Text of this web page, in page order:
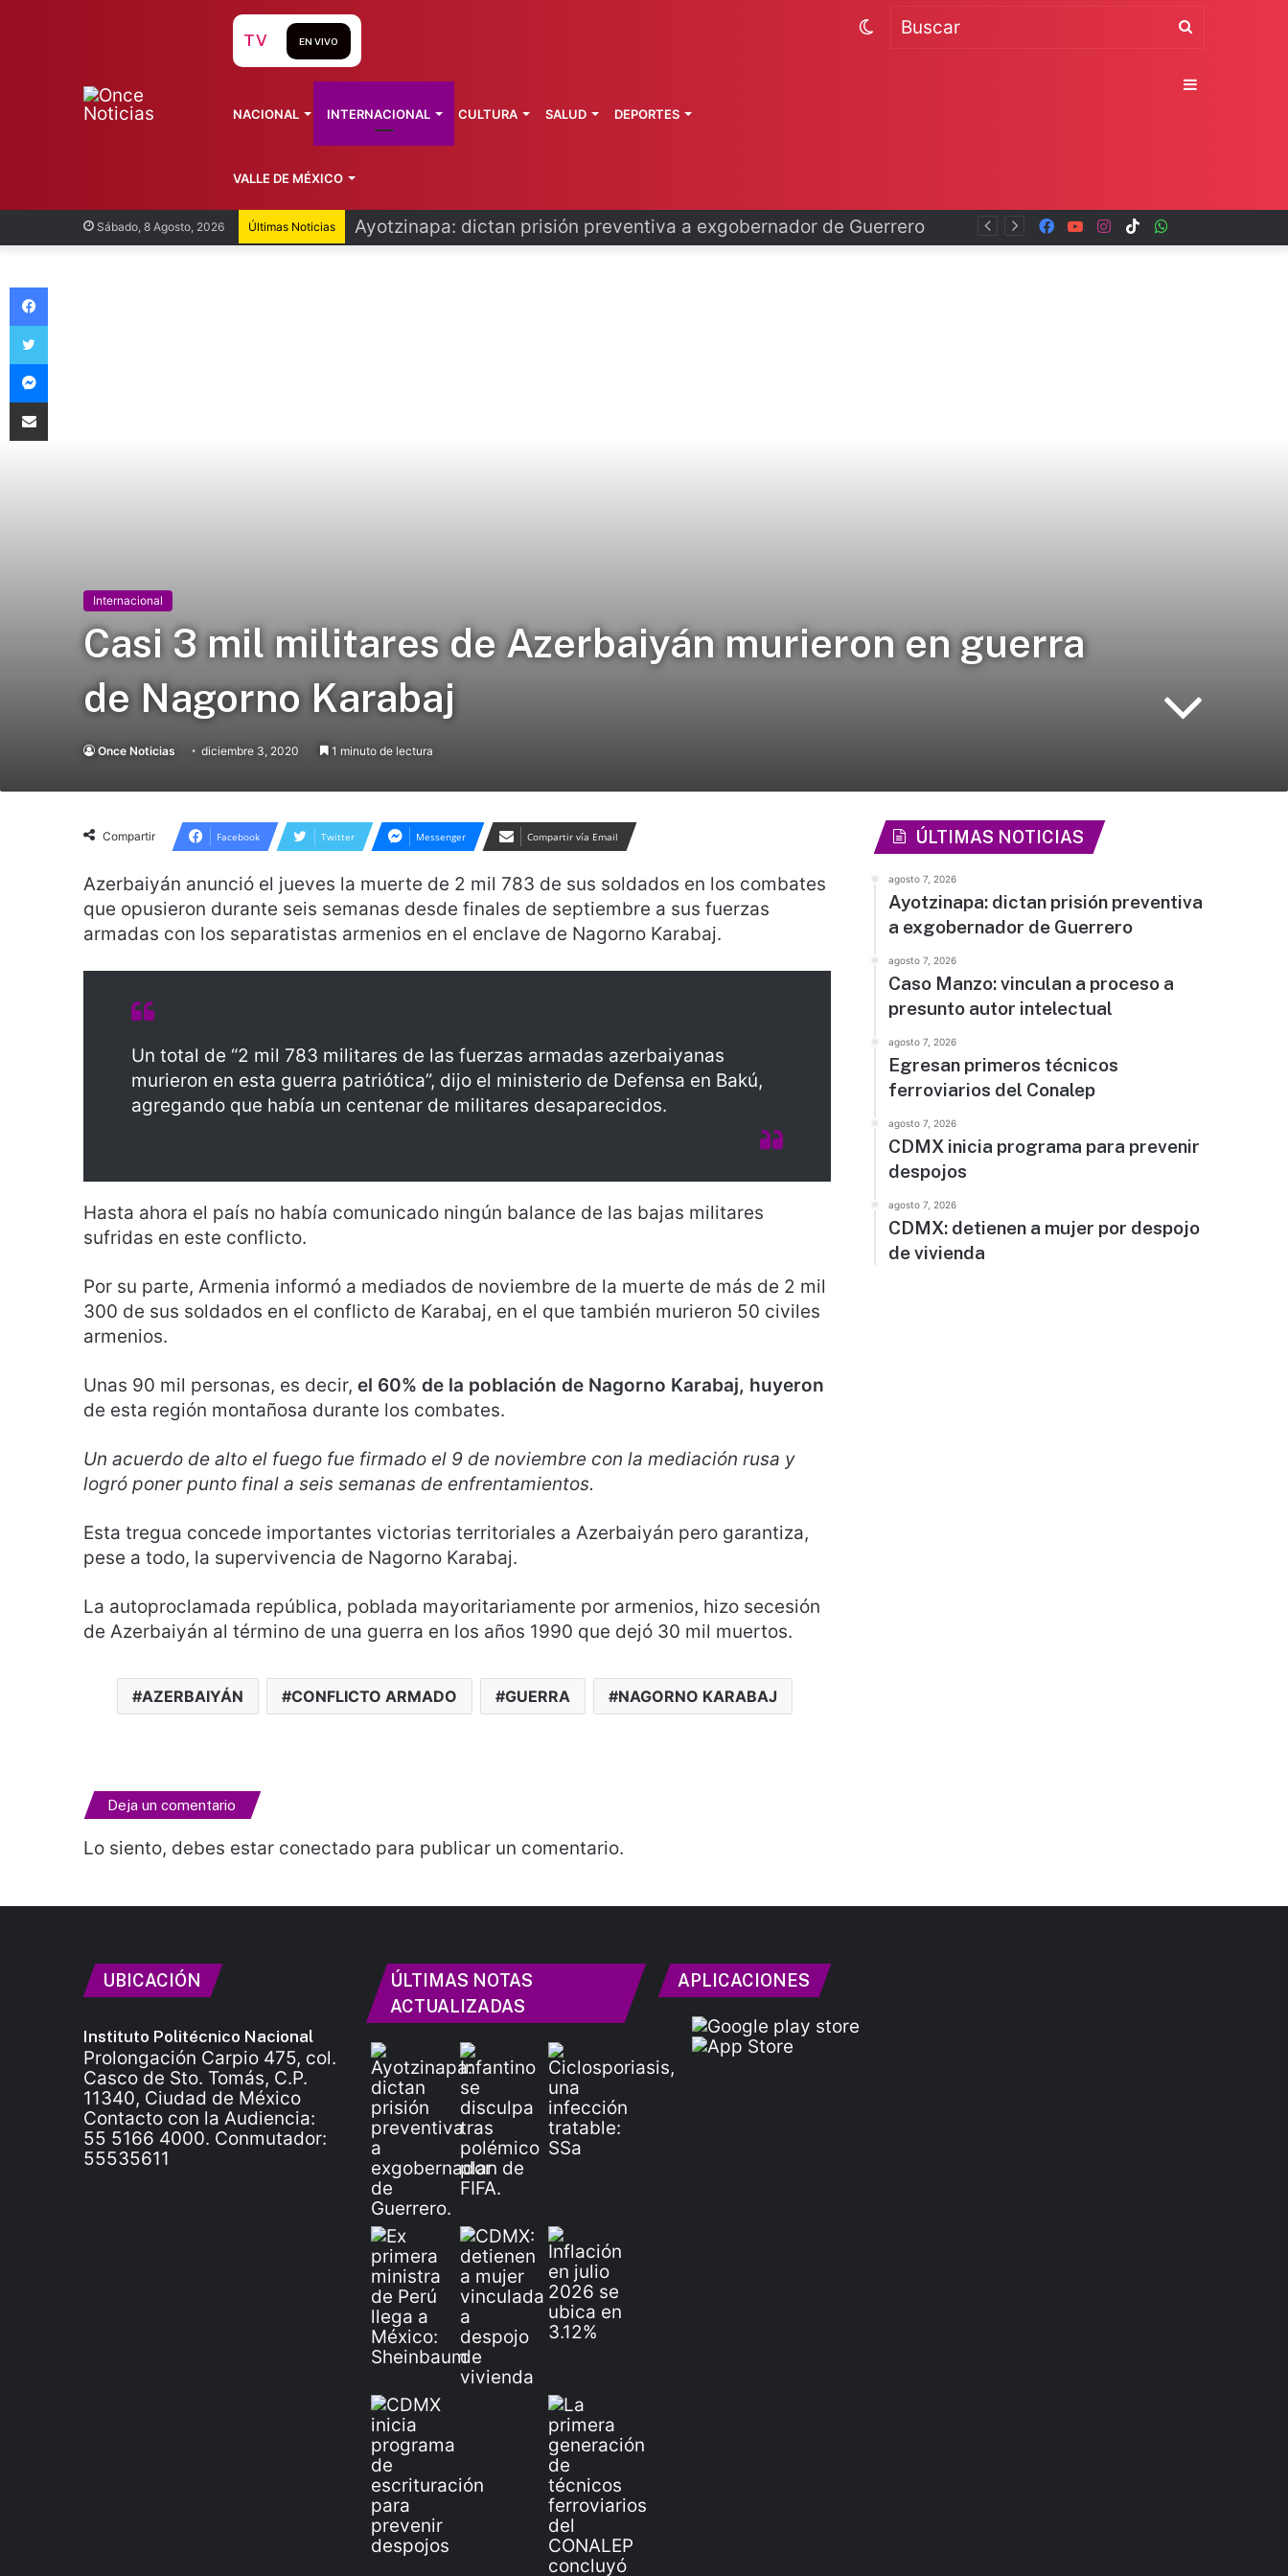
Sábado, 8 Agosto, 2026 Últimas Noticias Infantino se disculpa tras polémico plan de FIFA TikTok
Instagram
YouTube
Facebook
TV EN VIVO
NACIONAL INTERNACIONAL CULTURA SALUD DEPORTES
VALLE DE MÉXICO
Switch
Internacional
Casi 3 mil militares de Azerbaiyán murieron en guerra
de Nagorno Karabaj
Once Noticias diciembre 3, 2020 1 minuto de lectura
Compartir Facebook Twitter Messenger Compartir vía Email
Azerbaiyán anunció el jueves la muerte de 2 mil 783 de sus soldados en los combates
que opusieron durante seis semanas desde finales de septiembre a sus fuerzas
armadas con los separatistas armenios en el enclave de Nagorno Karabaj.
Un total de “2 mil 783 militares de las fuerzas armadas azerbaiyanas
murieron en esta guerra patriótica”, dijo el ministerio de Defensa en Bakú,
agregando que había un centenar de militares desaparecidos.
Hasta ahora el país no había comunicado ningún balance de las bajas militares
sufridas en este conflicto.
Por su parte, Armenia informó a mediados de noviembre de la muerte de más de 2 mil
300 de sus soldados en el conflicto de Karabaj, en el que también murieron 50 civiles
armenios.
Unas 90 mil personas, es decir, el 60% de la población de Nagorno Karabaj, huyeron
de esta región montañosa durante los combates.
Un acuerdo de alto el fuego fue firmado el 9 de noviembre con la mediación rusa y
logró poner punto final a seis semanas de enfrentamientos.
Esta tregua concede importantes victorias territoriales a Azerbaiyán pero garantiza,
pese a todo, la supervivencia de Nagorno Karabaj.
La autoproclamada república, poblada mayoritariamente por armenios, hizo secesión
de Azerbaiyán al término de una guerra en los años 1990 que dejó 30 mil muertos.
AZERBAIYÁN CONFLICTO ARMADO GUERRA NAGORNO KARABAJ
Deja un comentario
Lo siento, debes estar conectado para publicar un comentario.
ÚLTIMAS NOTICIAS
agosto 7, 2026
Ayotzinapa: dictan prisión preventiva
a exgobernador de Guerrero
agosto 7, 2026
Caso Manzo: vinculan a proceso a
presunto autor intelectual
agosto 7, 2026
Egresan primeros técnicos
ferroviarios del Conalep
agosto 7, 2026
CDMX inicia programa para prevenir
despojos
agosto 7, 2026
CDMX: detienen a mujer por despojo
de vivienda
UBICACIÓN
Instituto Politécnico Nacional
Prolongación Carpio 475, col.
Casco de Sto. Tomás, C.P.
11340, Ciudad de México
Contacto con la Audiencia:
55 5166 4000. Conmutador:
55535611
ÚLTIMAS NOTAS
ACTUALIZADAS
APLICACIONES